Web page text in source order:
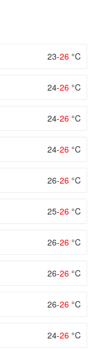
23-26 °C
24-26 °C
24-26 °C
24-26 °C
26-26 °C
25-26 °C
26-26 °C
26-26 °C
26-26 °C
24-26 °C